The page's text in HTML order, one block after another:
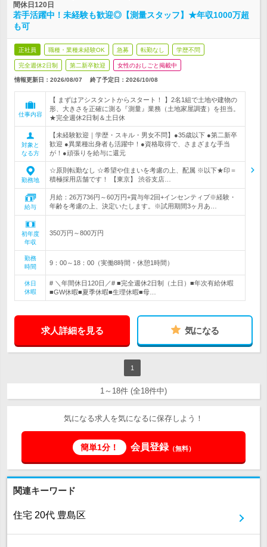
間休日120日
若手活躍中！未経験も歓迎◎【測量スタッフ】★年収1000万超
も可
正社員 職種・業種未経験OK 急募 転勤なし 学歴不問
完全週休2日制 第二新卒歓迎 女性のおしごと掲載中
情報更新日：2026/08/07 終了予定日： 2026/10/08
仕事内容
【 まずはアシスタントからスタート！ 】2名1組で土地や建物の
形、大きさを正確に測る『測量』業務（土地家屋調査）を担当。
★完全週休2日制＆土日休
対象と
なる方
【未経験歓迎｜学歴・スキル・男女不問】●35歳以下 ●第二新卒
歓迎 ●異業種出身者も活躍中！●資格取得で、さまざまな手当
が！●頑張りを給与に還元
勤務地
☆原則転勤なし ☆希望や住まいを考慮の上、配属 ※以下★印＝
積極採用店舗です！ 【東京】 渋谷支店…
給与
月給：26万736円～60万円+賞与年2回+インセンティブ※経験・
年齢を考慮の上、決定いたします。※試用期間3ヶ月あ…
初年度
年収
350万円～800万円
勤務
時間
9：00～18：00（実働8時間・休憩1時間）
休日
休暇
# ＼年間休日120日／# ■完全週休2日制（土日）■年次有給休暇
■GW休暇■夏季休暇■生理休暇■母…
求人詳細を見る 気になる
1
1～18件 (全18件中)
気になる求人を気になるに保存しよう！
簡単1分！ 会員登録（無料）
関連キーワード
住宅 20代 豊島区